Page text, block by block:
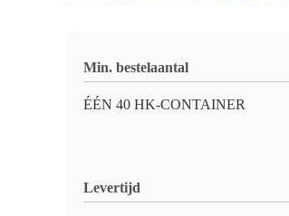
Min. bestelaantal
ÉÉN 40 HK-CONTAINER
Levertijd